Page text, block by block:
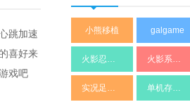
跳加速
喜好来
戏吧
小熊移植 galgame
火影忍者同人 火影系列修改器
实况足球补丁 单机存档修改器